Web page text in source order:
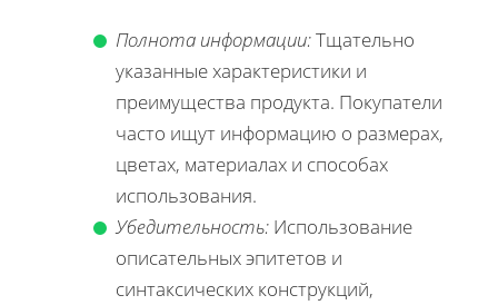
Полнота информации:Тщательно
указанные характеристики и
преимущества продукта. Покупатели
часто ищут информацию о размерах,
цветах, материалах и способах
использования.
Убедительность: Использование
описательных эпитетов и
синтаксических конструкций,